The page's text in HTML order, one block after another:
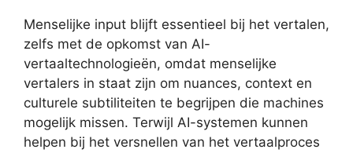
Menselijke input blijft essentieel bij het vertalen,
zelfs met de opkomst van AI-
vertaaltechnologieën, omdat menselijke
vertalers in staat zijn om nuances, context en
culturele subtiliteiten te begrijpen die machines
mogelijk missen. Terwijl AI-systemen kunnen
helpen bij het versnellen van het vertaalproces